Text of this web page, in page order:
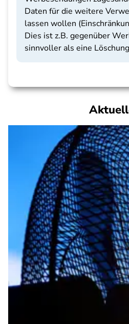
Daten für die weitere
lassen wollen
Dies ist z.B. gegenüber
sinnvoller als eine